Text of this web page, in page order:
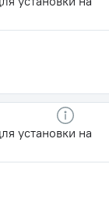
установки на